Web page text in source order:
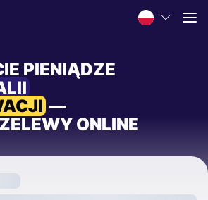
PIENIĄDZE
—
ONLINE